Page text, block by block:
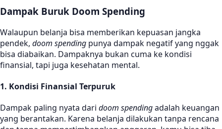
Dampak Buruk Doom Spending
Walaupun belanja bisa memberikan kepuasan jangka
pendek, doom spending punya dampak negatif yang nggak
bisa diabaikan. Dampaknya bukan cuma ke kondisi
finansial, tapi juga kesehatan mental.
1. Kondisi Finansial Terpuruk
Dampak paling nyata dari doom spendingadalah keuangan
yang berantakan. Karena belanja dilakukan tanpa rencana